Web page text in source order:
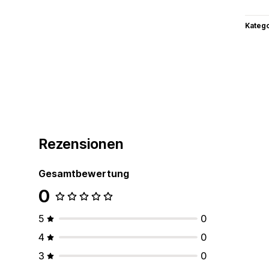
Rezensionen
Gesamtbewertung
0
5
0
4
0
3
0